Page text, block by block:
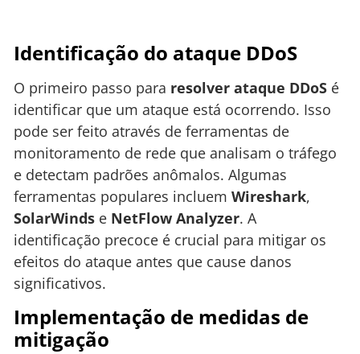
Identificação do ataque DDoS
O primeiro passo para resolver ataque DDoS é
identificar que um ataque está ocorrendo. Isso
pode ser feito através de ferramentas de
monitoramento de rede que analisam o tráfego
e detectam padrões anômalos. Algumas
ferramentas populares incluem Wireshark,
SolarWinds e NetFlow Analyzer. A
identificação precoce é crucial para mitigar os
efeitos do ataque antes que cause danos
significativos.
Implementação de medidas de
mitigação